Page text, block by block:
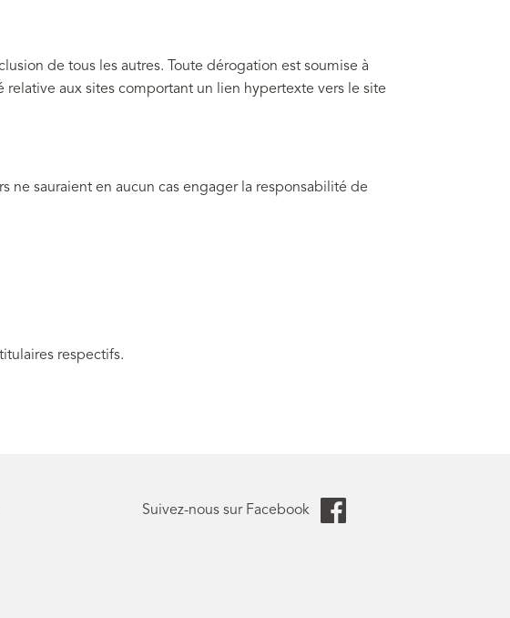
de tous les autres. Toute dérogation est soumise à
aux sites comportant un lien hypertexte vers le site
ne sauraient en aucun cas engager la responsabilité de
respectifs.
Suivez-nous sur Facebook